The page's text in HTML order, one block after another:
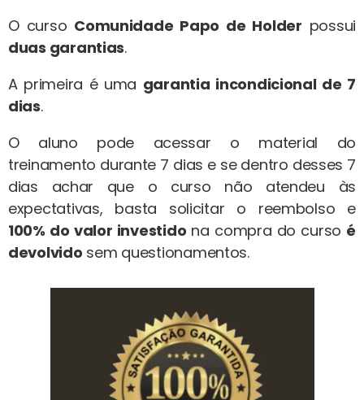
O curso Comunidade Papo de Holder possui
duas garantias.
A primeira é uma garantia incondicional de 7
dias.
O aluno pode acessar o material do
treinamento durante 7 dias e se dentro desses 7
dias achar que o curso não atendeu às
expectativas, basta solicitar o reembolso e
100% do valor investido na compra do curso é
devolvido sem questionamentos.